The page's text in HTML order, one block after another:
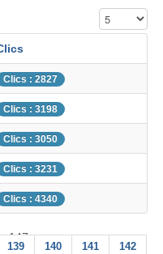
Affichage #
Clics : 2827
Clics : 3198
Clics : 3050
Clics : 3231
Clics : 4340
147
139 140 141 142